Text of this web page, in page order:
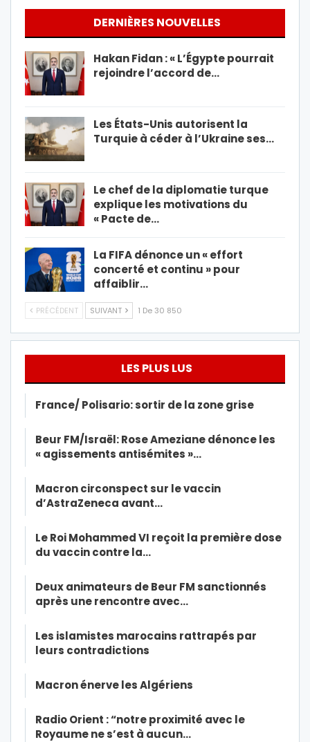
DERNIÈRES NOUVELLES
Hakan Fidan : « L’Égypte pourrait
rejoindre l’accord de…
Les États-Unis autorisent la
Turquie à céder à l’Ukraine ses…
Le chef de la diplomatie turque
explique les motivations du
« Pacte de…
La FIFA dénonce un « effort
concerté et continu » pour
affaiblir…
PRÉCÉDENT SUIVANT 1 De 30 850
LES PLUS LUS
France/ Polisario: sortir de la zone grise
Beur FM/Israël: Rose Ameziane dénonce les
« agissements antisémites »…
Macron circonspect sur le vaccin
d’AstraZeneca avant…
Le Roi Mohammed VI reçoit la première dose
du vaccin contre la…
Deux animateurs de Beur FM sanctionnés
après une rencontre avec…
Les islamistes marocains rattrapés par
leurs contradictions
Macron énerve les Algériens
Radio Orient : “notre proximité avec le
Royaume ne s’est à aucun…